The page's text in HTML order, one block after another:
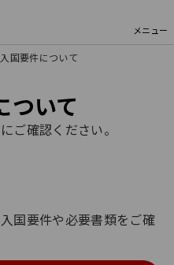
メニュー
国要件について
ついて
ご確認ください。
国要件や必要書類をご確